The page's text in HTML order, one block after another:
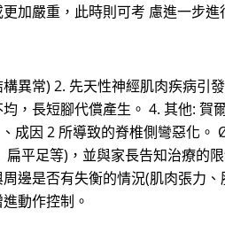
加嚴重，此時則可考 慮進一步
異常) 2. 先天性神經肌肉疾病引
，長短腳代償產生。 4. 其他:
、成因 2 所導致的脊椎側彎惡化
扁平足等)，並與家長告知治療的
邊是否有失衡的情況(肌肉張力
動作控制。